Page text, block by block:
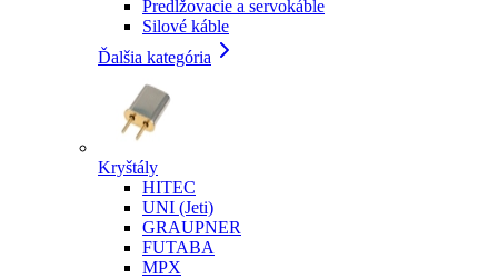
Predlžovacie a servokáble
Silové káble
Ďalšia kategória
Kryštály
HITEC
UNI (Jeti)
GRAUPNER
FUTABA
MPX